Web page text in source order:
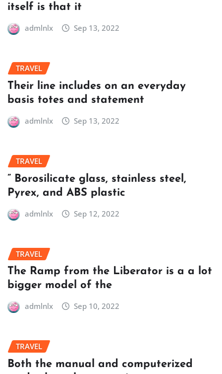
itself is that it
admlnlx Sep 13, 2022
TRAVEL
Their line includes on an everyday
basis totes and statement
admlnlx Sep 13, 2022
TRAVEL
” Borosilicate glass, stainless steel,
Pyrex, and ABS plastic
admlnlx Sep 12, 2022
TRAVEL
The Ramp from the Liberator is a a lot
bigger model of the
admlnlx Sep 10, 2022
TRAVEL
Both the manual and computerized